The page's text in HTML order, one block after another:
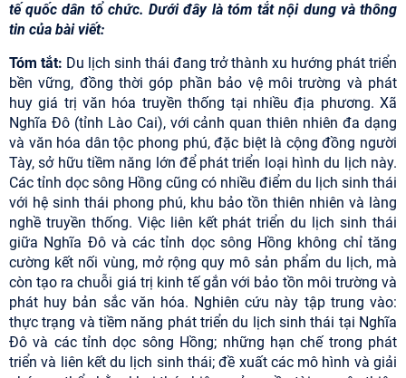
tế quốc dân tổ chức. Dưới đây là tóm tắt nội dung và thông
tin của bài viết:
Tóm tắt: Du lịch sinh thái đang trở thành xu hướng phát triển
bền vững, đồng thời góp phần bảo vệ môi trường và phát
huy giá trị văn hóa truyền thống tại nhiều địa phương. Xã
Nghĩa Đô (tỉnh Lào Cai), với cảnh quan thiên nhiên đa dạng
và văn hóa dân tộc phong phú, đặc biệt là cộng đồng người
Tày, sở hữu tiềm năng lớn để phát triển loại hình du lịch này.
Các tỉnh dọc sông Hồng cũng có nhiều điểm du lịch sinh thái
với hệ sinh thái phong phú, khu bảo tồn thiên nhiên và làng
nghề truyền thống. Việc liên kết phát triển du lịch sinh thái
giữa Nghĩa Đô và các tỉnh dọc sông Hồng không chỉ tăng
cường kết nối vùng, mở rộng quy mô sản phẩm du lịch, mà
còn tạo ra chuỗi giá trị kinh tế gắn với bảo tồn môi trường và
phát huy bản sắc văn hóa. Nghiên cứu này tập trung vào:
thực trạng và tiềm năng phát triển du lịch sinh thái tại Nghĩa
Đô và các tỉnh dọc sông Hồng; những hạn chế trong phát
triển và liên kết du lịch sinh thái; đề xuất các mô hình và giải